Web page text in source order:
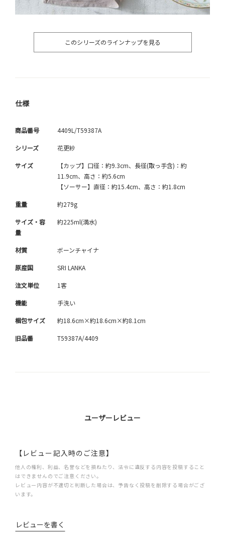
このシリーズのラインナップを見る
仕様
商品番号 4409L/T59387A
シリーズ 花更紗
サイズ
【カップ】口径：約9.3cm、長径(取っ手含)：約
11.9cm、高さ：約5.6cm
【ソーサー】直径：約15.4cm、高さ：約1.8cm
重量 約279g
サイズ・容
量
約225ml(満水)
材質 ボーンチャイナ
原産国 SRI LANKA
注文単位 1客
機能 手洗い
梱包サイズ 約18.6cm×約18.6cm×約8.1cm
旧品番 T59387A/4409
ユーザーレビュー
【レビュー記入時のご注意】
他人の権利、利益、名誉などを損ねたり、法令に違反する内容を投稿すること
はできませんのでご注意ください。
レビュー内容が不適切と判断した場合は、予告なく投稿を削除する場合がござ
います。
レビューを書く